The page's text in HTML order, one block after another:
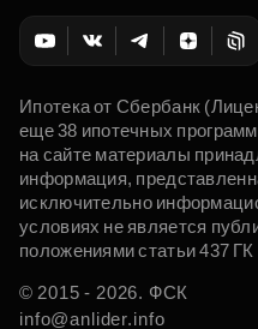
Ипотека от Сбербанк
еще 38 ипотечных
на сайте материалы
информация,
исключительно
условиях не является
положениями статьи 437
© 2015 - 2026. ФСК
info@anlider.info